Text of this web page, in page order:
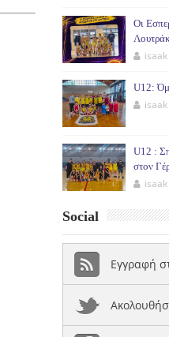
Οι
isaak
U12:
isaak
U12 :
στον
isaak
Social
Εγγραφή